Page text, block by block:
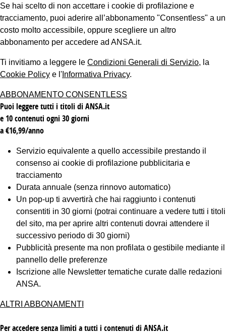
Se hai scelto di non accettare i cookie di profilazione e
tracciamento, puoi aderire all’abbonamento "Consentless" a un
costo molto accessibile, oppure scegliere un altro
abbonamento per accedere ad ANSA.it.
Ti invitiamo a leggere le Condizioni Generali di Servizio, la
Cookie Policy e l' Informativa Privacy.
ABBONAMENTO CONSENTLESS
Puoi leggere tutti i titoli di ANSA.it
e 10 contenuti ogni 30 giorni
a €16,99/anno
Servizio equivalente a quello accessibile prestando il
consenso ai cookie di profilazione pubblicitaria e
tracciamento
Durata annuale (senza rinnovo automatico)
Un pop-up ti avvertirà che hai raggiunto i contenuti
consentiti in 30 giorni (potrai continuare a vedere tutti i titoli
del sito, ma per aprire altri contenuti dovrai attendere il
successivo periodo di 30 giorni)
Pubblicità presente ma non profilata o gestibile mediante il
pannello delle preferenze
Iscrizione alle Newsletter tematiche curate dalle redazioni
ANSA.
ALTRI ABBONAMENTI
Per accedere senza limiti a tutti i contenuti di ANSA.it